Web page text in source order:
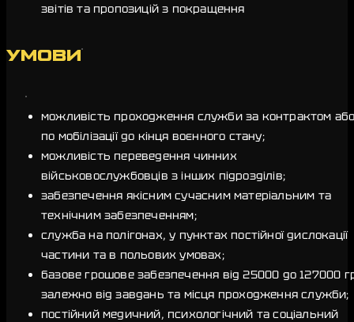
звітів та пропозицій з покращення
УМОВИ
можливість проходження служби за контрактом
по мобілізації до кінця воєнного стану;
можливість переведення чинних
військовослужбовців з інших підрозділів;
забезпечення якісним сучасним матеріальним та
технічним забезпеченням;
служба на полігонах, у пунктах постійної дислокації
частини та в польових умовах;
базове грошове забезпечення від 25000 до 127000
залежно від завдань та місця проходження служби;
постійний медичний, психологічний та соціальний